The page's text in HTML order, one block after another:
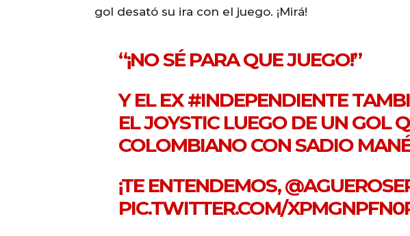
gol desató su ira con el juego. ¡Mirá!
“¡NO SÉ PARA QUE JUEGO!”
Y EL EX#INDEPENDIENTE
EL JOYSTIC LUEGO DE UN GOL
COLOMBIANO CON SADIO
¡TE ENTENDEMOS,
PIC.TWITTER.COM/